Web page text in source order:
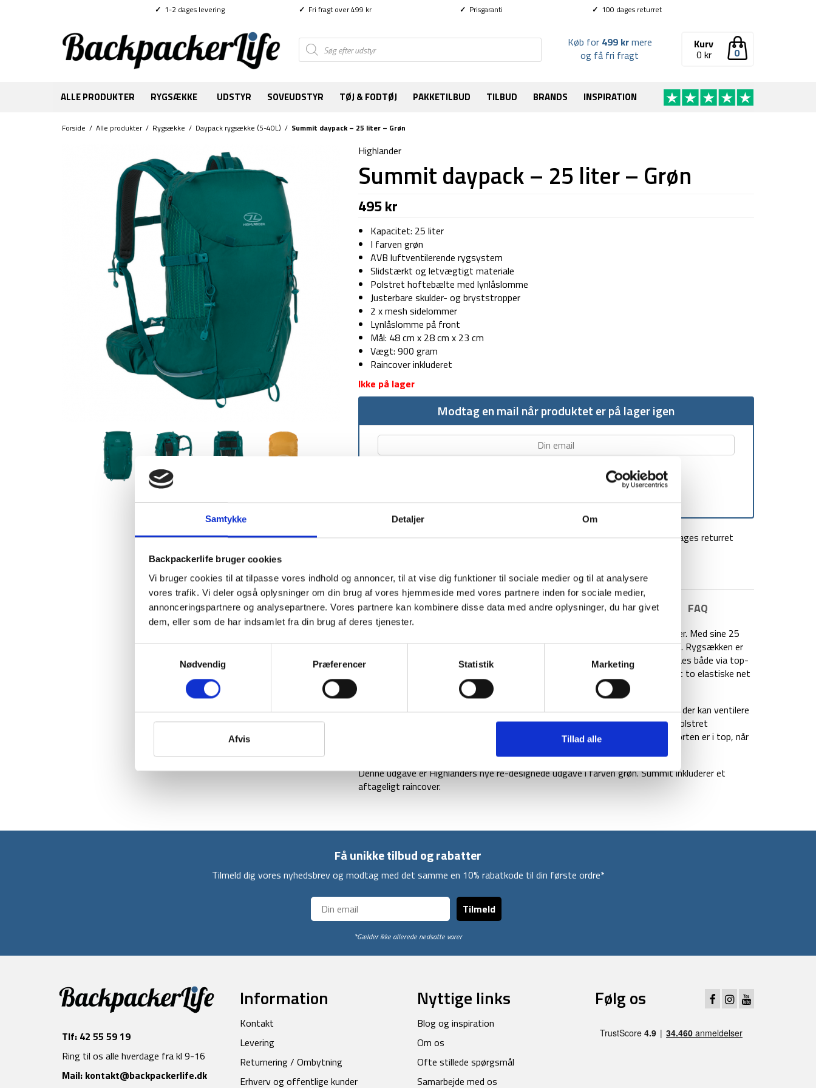
Samtykke Detaljer Om
Backpackerlife bruger cookies
Vi bruger cookies til at tilpasse vores indhold og annoncer, til at vise dig funktioner til sociale medier og til at analysere
vores trafik. Vi deler også oplysninger om din brug af vores hjemmeside med vores partnere inden for sociale medier,
annonceringspartnere og analysepartnere. Vores partnere kan kombinere disse data med andre oplysninger, du har givet
dem, eller som de har indsamlet fra din brug af deres tjenester.
Nødvendig
Præferencer Statistik Marketing
Afvis Tillad alle
✓ 1-2 dages levering ✓ Fri fragt over 499 kr ✓ Prisgaranti ✓ 100 dages returret
Products
search 0
Kurv
0 kr
Køb for 499 krmere
og få fri fragt
ALLE PRODUKTER RYGSÆKKE UDSTYR SOVEUDSTYR TØJ & FODTØJ PAKKETILBUD TILBUD BRANDS INSPIRATION
Forside / Alle produkter/ Rygsække / Daypack rygsække (5-40L) / Summit daypack – 25 liter – Grøn
Highlander
Summit daypack – 25 liter – Grøn
495kr
Kapacitet: 25 liter
I farven grøn
AVB luftventilerende rygsystem
Slidstærkt og letvægtigt materiale
Polstret hoftebælte med lynlåslomme
Justerbare skulder- og bryststropper
2 x mesh sidelommer
Lynlåslomme på front
Mål: 48 cm x 28 cm x 23 cm
Vægt: 900 gram
Raincover inkluderet
Ikke på lager
Modtag en mail når produktet er på lager igen
1-2 dages levering Fri fragt over 499 kr 100 dages returret
BESKRIVELSE YDERLIGERE INFORMATION BRAND FAQ
Highlanders Summit daypack er en praktisk og letvægtig dagsrygsæk på 25 liter. Med sine 25
liter passer rygsækken perfekt til længere dagstreks eller kortere flerdagstreks. Rygsækken er
kompatibel med et vandsystem og det rummelige hovedrum kan opdeles og nåes både via top-
samt bundlynlåsen. Yderligere har dagsrygsækken en seperat frontlomme samt to elastiske net
sidelommer, der er perfekte til en vandflaske.
Ryggen er designet med et AVB luftventilerende rygsystem, der sørger for, at der kan ventilere
luft imellem rygsækken og din ryg, når den er i brug. Dette, sammen med det polstret
hoftebælte samt de justerbare skulder- og bryststropper, sørger for, at komforten er i top, når
Denne udgave er Highlanders nye re-designede udgave i farven grøn. Summit inkluderer et
aftageligt raincover.
Få unikke tilbud og rabatter
Tilmeld dig vores nyhedsbrev og modtag med det samme en 10% rabatkode til din første ordre*
Tilmeld
*Gælder ikke allerede nedsatte varer
Tlf: 42 55 59 19
Ring til os alle hverdage fra kl 9-16
Mail: kontakt@backpackerlife.dk
Information
Kontakt
Levering
Returnering / Ombytning
Erhverv og offentlige kunder
Nyttige links
Blog og inspiration
Om os
Ofte stillede spørgsmål
Samarbejde med os
Følg os